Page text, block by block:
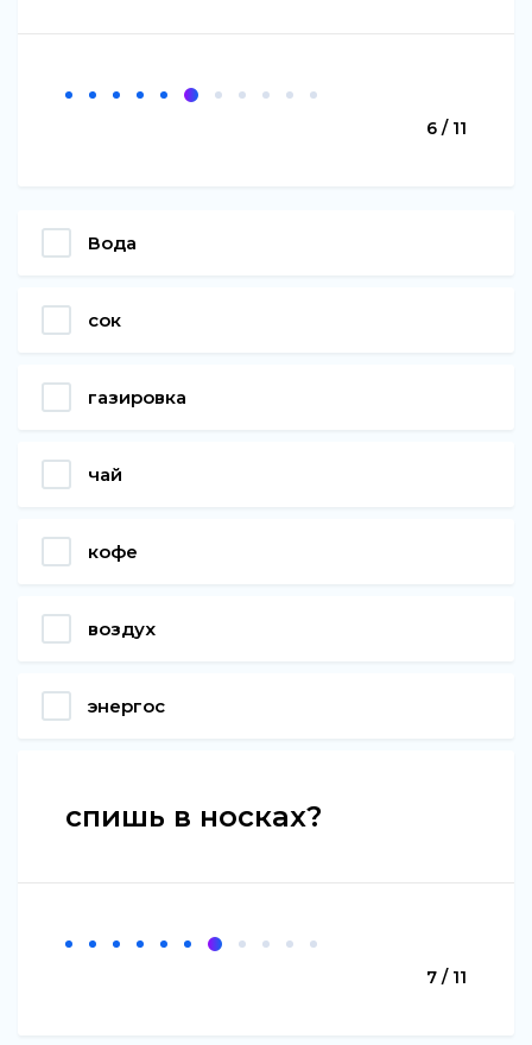
6 / 11
Вода
сок
газировка
чай
кофе
воздух
энергос
спишь в носках?
7 / 11